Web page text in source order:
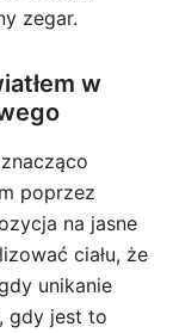
zegar.
w
poprzez
na jasne
ciału, że
unikanie
gdy jest to